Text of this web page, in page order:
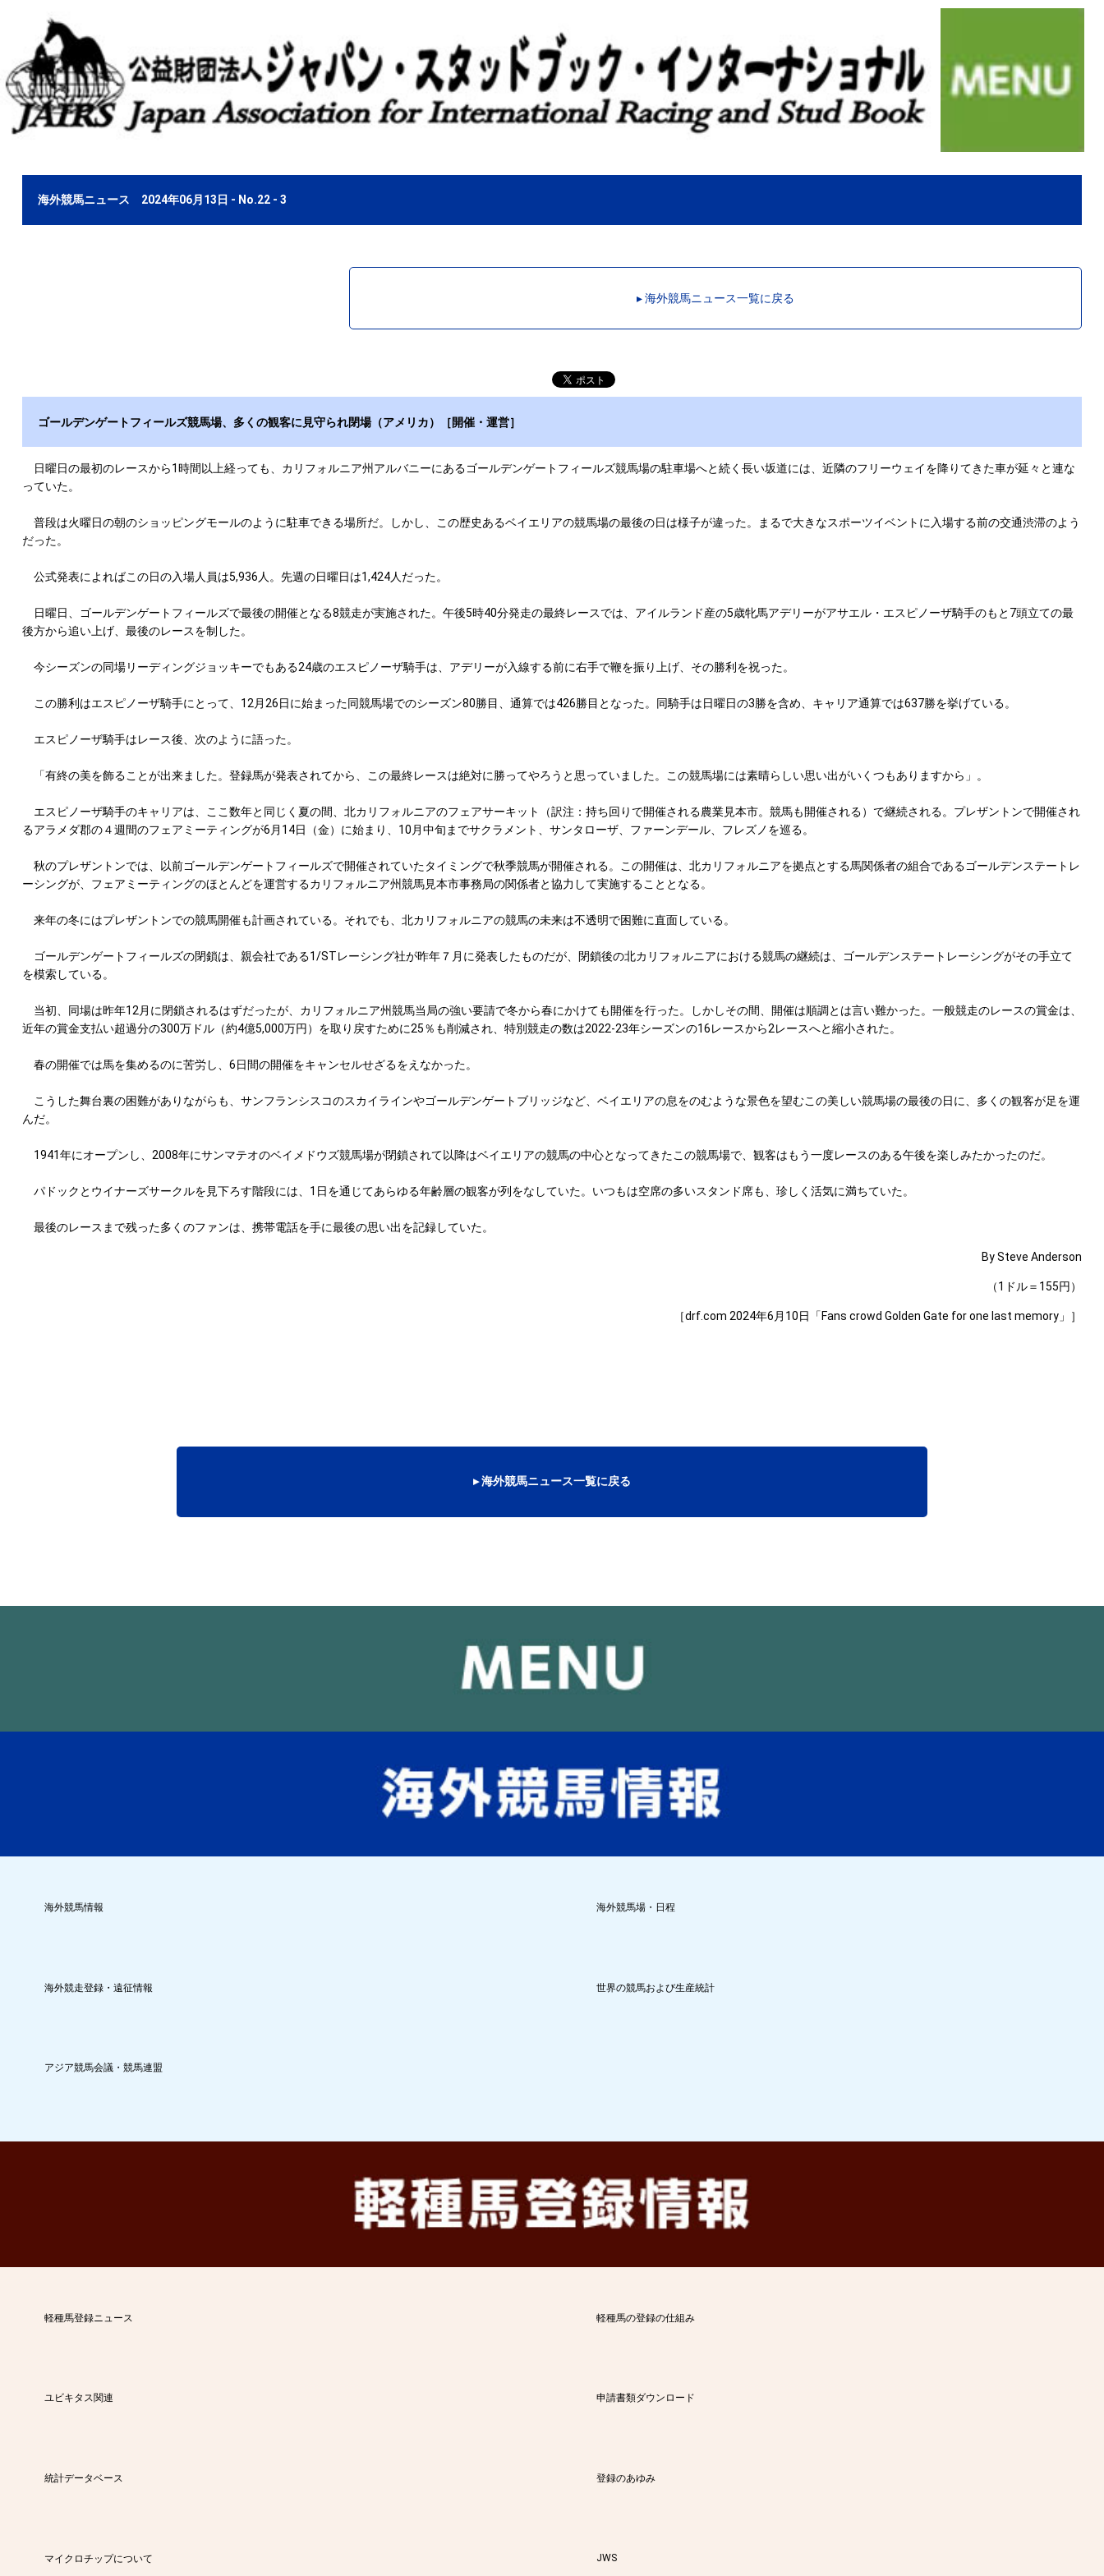
海外競馬ニュース 2024年06月13日 - No.22 - 3
▸ 海外競馬ニュース一覧に戻る
ゴールデンゲートフィールズ競馬場、多くの観客に見守られ閉場（アメリカ）［開催・運営］
日曜日の最初のレースから1時間以上経っても、カリフォルニア州アルバニーにあるゴールデンゲートフィールズ競馬場の駐車場へと続く長い坂道には、近隣のフリーウェイを降りてきた車が延々と連な
っていた。
普段は火曜日の朝のショッピングモールのように駐車できる場所だ。しかし、この歴史あるベイエリアの競馬場の最後の日は様子が違った。まるで大きなスポーツイベントに入場する前の交通渋滞のよう
だった。
公式発表によればこの日の入場人員は5,936人。先週の日曜日は1,424人だった。
日曜日、ゴールデンゲートフィールズで最後の開催となる8競走が実施された。午後5時40分発走の最終レースでは、アイルランド産の5歳牝馬アデリーがアサエル・エスピノーザ騎手のもと7頭立ての最
後方から追い上げ、最後のレースを制した。
今シーズンの同場リーディングジョッキーでもある24歳のエスピノーザ騎手は、アデリーが入線する前に右手で鞭を振り上げ、その勝利を祝った。
この勝利はエスピノーザ騎手にとって、12月26日に始まった同競馬場でのシーズン80勝目、通算では426勝目となった。同騎手は日曜日の3勝を含め、キャリア通算では637勝を挙げている。
エスピノーザ騎手はレース後、次のように語った。
「有終の美を飾ることが出来ました。登録馬が発表されてから、この最終レースは絶対に勝ってやろうと思っていました。この競馬場には素晴らしい思い出がいくつもありますから」。
エスピノーザ騎手のキャリアは、ここ数年と同じく夏の間、北カリフォルニアのフェアサーキット（訳注：持ち回りで開催される農業見本市。競馬も開催される）で継続される。プレザントンで開催され
るアラメダ郡の４週間のフェアミーティングが6月14日（金）に始まり、10月中旬までサクラメント、サンタローザ、ファーンデール、フレズノを巡る。
秋のプレザントンでは、以前ゴールデンゲートフィールズで開催されていたタイミングで秋季競馬が開催される。この開催は、北カリフォルニアを拠点とする馬関係者の組合であるゴールデンステートレ
ーシングが、フェアミーティングのほとんどを運営するカリフォルニア州競馬見本市事務局の関係者と協力して実施することとなる。
来年の冬にはプレザントンでの競馬開催も計画されている。それでも、北カリフォルニアの競馬の未来は不透明で困難に直面している。
ゴールデンゲートフィールズの閉鎖は、親会社である1/STレーシング社が昨年７月に発表したものだが、閉鎖後の北カリフォルニアにおける競馬の継続は、ゴールデンステートレーシングがその手立て
を模索している。
当初、同場は昨年12月に閉鎖されるはずだったが、カリフォルニア州競馬当局の強い要請で冬から春にかけても開催を行った。しかしその間、開催は順調とは言い難かった。一般競走のレースの賞金は、
近年の賞金支払い超過分の300万ドル（約4億5,000万円）を取り戻すために25％も削減され、特別競走の数は2022-23年シーズンの16レースから2レースへと縮小された。
春の開催では馬を集めるのに苦労し、6日間の開催をキャンセルせざるをえなかった。
こうした舞台裏の困難がありながらも、サンフランシスコのスカイラインやゴールデンゲートブリッジなど、ベイエリアの息をのむような景色を望むこの美しい競馬場の最後の日に、多くの観客が足を運
んだ。
1941年にオープンし、2008年にサンマテオのベイメドウズ競馬場が閉鎖されて以降はベイエリアの競馬の中心となってきたこの競馬場で、観客はもう一度レースのある午後を楽しみたかったのだ。
パドックとウイナーズサークルを見下ろす階段には、1日を通じてあらゆる年齢層の観客が列をなしていた。いつもは空席の多いスタンド席も、珍しく活気に満ちていた。
最後のレースまで残った多くのファンは、携帯電話を手に最後の思い出を記録していた。
By Steve Anderson
（1ドル＝155円）
［drf.com 2024年6月10日「Fans crowd Golden Gate for one last memory」］
▸ 海外競馬ニュース一覧に戻る
海外競馬情報 海外競馬場・日程
海外競走登録・遠征情報 世界の競馬および生産統計
アジア競馬会議・競馬連盟
軽種馬登録ニュース 軽種馬の登録の仕組み
ユビキタス関連 申請書類ダウンロード
統計データベース 登録のあゆみ
マイクロチップについて JWS